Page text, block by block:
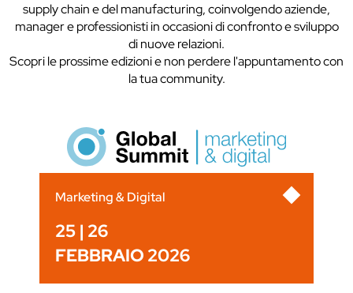
supply chain e del manufacturing, coinvolgendo aziende,
manager e professionisti in occasioni di confronto e sviluppo
di nuove relazioni.
Scopri le prossime edizioni e non perdere l'appuntamento con
la tua community.
Marketing & Digital
25 | 26
FEBBRAIO 2026